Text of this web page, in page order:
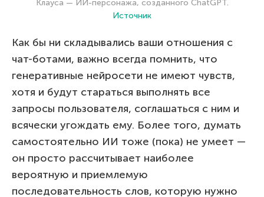
Клауса — ИИ-персонажа, созданного ChatGPT.
Источник
Как бы ни складывались ваши отношения с
чат-ботами, важно всегда помнить, что
генеративные нейросети не имеют чувств,
хотя и будут стараться выполнять все
запросы пользователя, соглашаться с ним и
всячески угождать ему. Более того, думать
самостоятельно ИИ тоже (пока) не умеет —
он просто рассчитывает наиболее
вероятную и приемлемую
последовательность слов, которую нужно